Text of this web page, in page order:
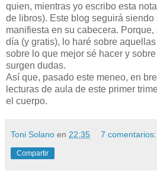
quien, mientras yo escribo esta
de libros). Este blog seguirá
manifiesta en su cabecera.
día (y gratis), lo haré sobre
sobre lo que mejor sé hacer y
surgen dudas.
Así que, pasado este meneo, en
lecturas de aula de este primer
el cuerpo.
Toni Solano en 22:35 7 comentarios:
Compartir